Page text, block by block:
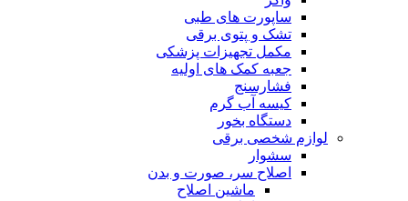
ساپورت های طبی
تشک و پتوی برقی
مکمل تجهیزات پزشکی
جعبه کمک های اولیه
فشارسنج
کیسه آب گرم
دستگاه بخور
لوازم شخصی برقی
سشوار
اصلاح سر، صورت و بدن
ماشین اصلاح